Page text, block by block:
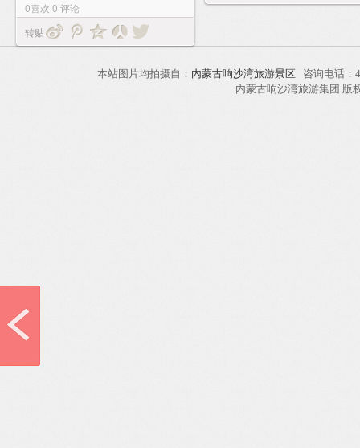
0喜欢 0 评论
转贴
本站图片均拍摄自： 内蒙古响沙湾旅游景区 咨询电话
内蒙古响沙湾旅游集团